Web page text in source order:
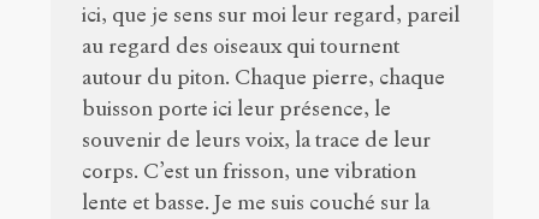
ici, que je sens sur moi leur regard, pareil
au regard des oiseaux qui tournent
autour du piton. Chaque pierre, chaque
buisson porte ici leur présence, le
souvenir de leurs voix, la trace de leur
corps. C’est un frisson, une vibration
lente et basse. Je me suis couché sur la